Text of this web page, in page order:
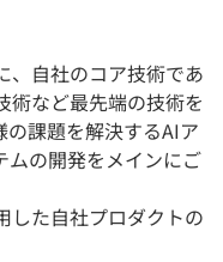
、自社のコア技術であ
術など最先端の技術を
課題を解決するAIア
ムの開発をメインにご
した自社プロダクトの